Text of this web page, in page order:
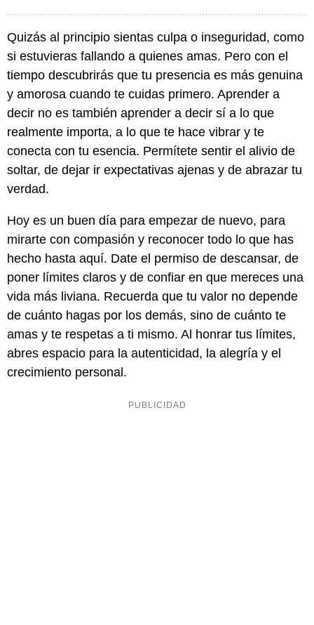
Quizás al principio sientas culpa o inseguridad, como
si estuvieras fallando a quienes amas. Pero con el
tiempo descubrirás que tu presencia es más genuina
y amorosa cuando te cuidas primero. Aprender a
decir no es también aprender a decir sí a lo que
realmente importa, a lo que te hace vibrar y te
conecta con tu esencia. Permítete sentir el alivio de
soltar, de dejar ir expectativas ajenas y de abrazar tu
verdad.
Hoy es un buen día para empezar de nuevo, para
mirarte con compasión y reconocer todo lo que has
hecho hasta aquí. Date el permiso de descansar, de
poner límites claros y de confiar en que mereces una
vida más liviana. Recuerda que tu valor no depende
de cuánto hagas por los demás, sino de cuánto te
amas y te respetas a ti mismo. Al honrar tus límites,
abres espacio para la autenticidad, la alegría y el
crecimiento personal.